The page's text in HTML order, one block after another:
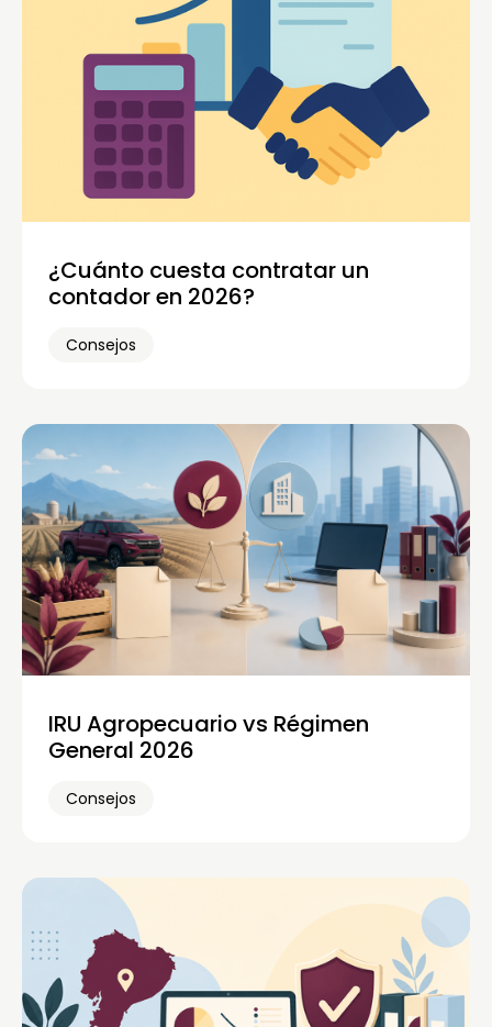
¿Cuánto cuesta contratar un
contador en 2026?
Consejos
IRU Agropecuario vs Régimen
General 2026
Consejos